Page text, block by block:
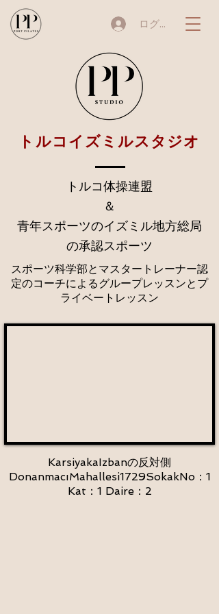
ログイン
トルコイズミルスタジオ
トルコ体操連盟
＆
青年スポーツのイズミル地方総局
の承認スポーツ
スポーツ科学部とマスタートレーナー認
定のコーチによるグループレッスンとプ
ライベートレッスン
KarsiyakaIzbanの反対側
DonanmacıMahallesi1729SokakNo：1
Kat：1 Daire：2